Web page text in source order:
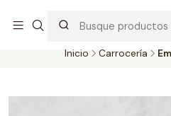
probados con altos estándares de
Inicio Carrocería